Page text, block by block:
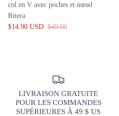
col en V avec poches et nœud
Ritera
$14.90 USD $49.00
LIVRAISON GRATUITE
POUR LES COMMANDES
SUPÉRIEURES À 49 $ US